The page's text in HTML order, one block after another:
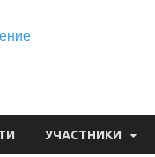
УЧАСТНИКИ